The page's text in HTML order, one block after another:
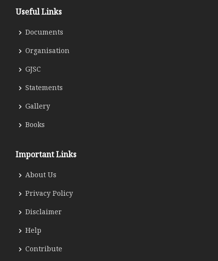
Useful Links
Documents
Organisation
GJSC
Statements
Gallery
Books
Important Links
About Us
Privacy Policy
Disclaimer
Help
Contribute